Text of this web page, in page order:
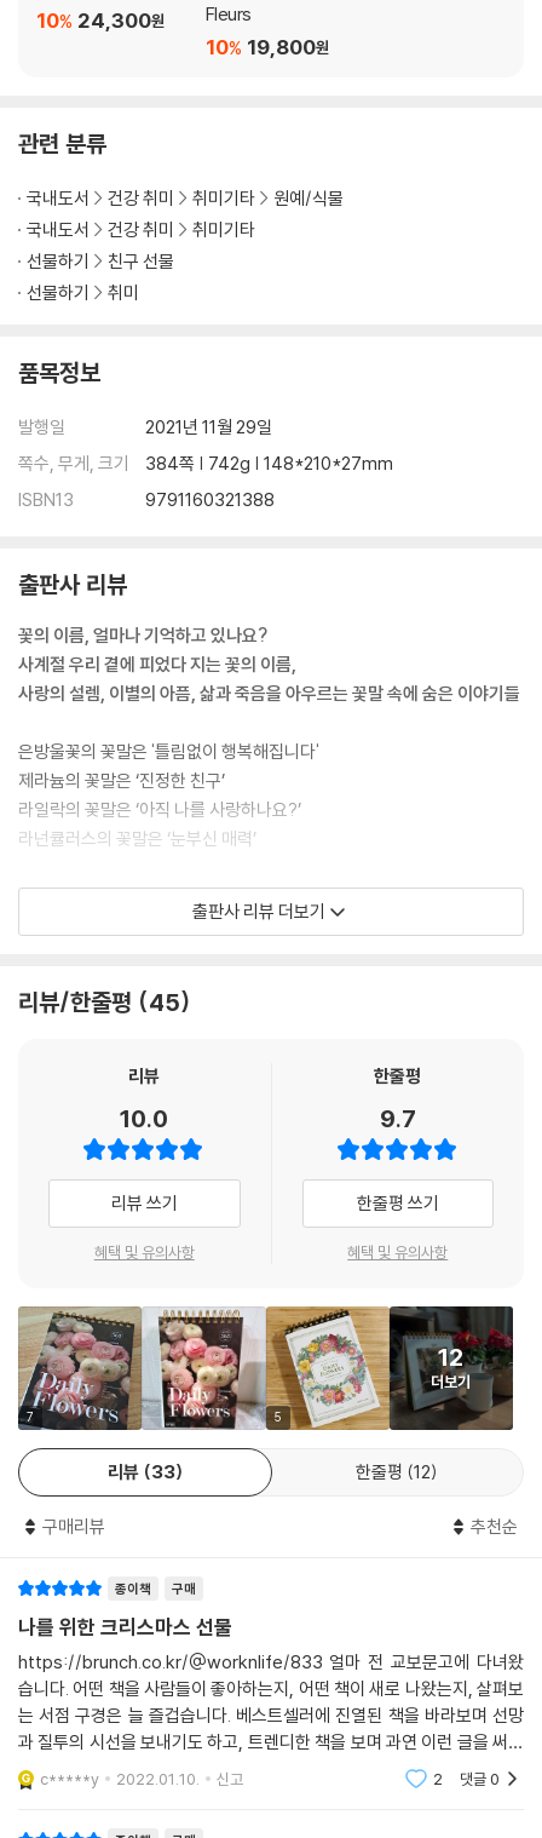
24,300원
10%
Fleurs
19,800원
10%
관련 분류
국내도서 건강 취미 취미기타
원예/식물
국내도서
건강 취미
취미기타
선물하기
친구 선물
선물하기
취미
품목정보
발행일
2021년 11월 29일
쪽수, 무게, 크기
384쪽 | 742g | 148*210*27mm
ISBN13
9791160321388
출판사 리뷰
꽃의 이름, 얼마나 기억하고 있나요?
사계절 우리 곁에 피었다 지는 꽃의 이름,
사랑의 설렘, 이별의 아픔, 삶과 죽음을 아우르는 꽃말 속에 숨은 이야기들
은방울꽃의 꽃말은 '틀림없이 행복해집니다'
제라늄의 꽃말은 ‘진정한 친구’
라일락의 꽃말은 ‘아직 나를 사랑하나요?’
라넌큘러스의 꽃말은 ‘눈부신 매력’
아름다운 꽃 속에는 숨은 꽃말들이 있다. 꽃의 이름을 하나 더 기억함으로
우리의 세계는 조금 더 넓어지고, 숨은 꽃말을 알게 됨으로 꽃과 한층 깊게
〈보떼봉떼 데일리 플라워〉와 함께라면, 바로 내 책상 위, 침대 머리맡에서
여행’을 떠나보자.
인간이 품은 희로애락의 감정이 고스란히 담긴 신화 속 꽃 이야기 &
문화의 전파와 발전, 전쟁과 평화의 상징으로 등장하는 역사 속 꽃 이야기
까지
동서양의 신화 속에는 다양한 꽃이 등장하며 꽃 이름의 어원도 그 신화와
프로디테가 사랑한 미소년 아도니스가 죽은 자리에 피어난 꽃이다. 아네모
네는 아름다운 얼굴을 가진 덕에 마티스와 고흐 같은 화가들의 그림 속에
도 자주 등장해 ‘화가의 꽃’이라는 별명으로 불리기도 한다. 화가의 사랑을
받은 다른 꽃으로는 ‘모네의 수련’이 있다. 모네가 남긴 2천여 점의 유화 중
지베르니의 수련 연못을 그린 것이 250여 점에 달할 정도로 수련 사랑이
대단했다고 한다.
정을 쏟았던 그녀 때문에 당시 프랑스와 영국은 전쟁으로 인해 극도의 긴
허용되었다고 한다. 또한 나폴레옹도 전투에서 승리한 뒤 그 지역의 장미
들을 수집해 조세핀에게 가져다주었던 것으로 유명하다. 이렇게 꽃은 인간
의 감정을 표현하는 매개체이자 문명의 발전, 전쟁과 평화를 나타내는 상
징물로 동서양의 신화와 문학, 역사 속에 꾸준히 등장해왔다. 〈보떼봉떼 데
일리 플라워〉는 어쩌면 평생 모른 채 지나쳤을 꽃에 관한 흥미로운 이야기
를 들려준다. 그 이야기에 귀 기울이다 보면 우리의 인생도 더 풍부하고 아
름다워질지도 모를 일이다.
출판사 리뷰 더보기
리뷰/한줄평 45
리뷰
10.0
리뷰 쓰기
혜택 및 유의사항
한줄평
9.7
한줄평 쓰기
혜택 및 유의사항
7 5
12
더보기
리뷰 33 한줄평 12
구매리뷰 추천순
종이책 구매
나를 위한 크리스마스 선물
https://brunch.co.kr/@worknlife/833 얼마 전 교보문고에 다녀왔
습니다. 어떤 책을 사람들이 좋아하는지, 어떤 책이 새로 나왔는지, 살펴보
는 서점 구경은 늘 즐겁습니다. 베스트셀러에 진열된 책을 바라보며 선망
과 질투의 시선을 보내기도 하고, 트렌디한 책을 보며 과연 이런 글을 써야
하나 저를 돌아보기도 합니다. 베스트셀러 코너를 보던 중 아래에 진열된
상품에 눈이 갔어요.
c*****y 2022.01.10. 신고 2 댓글0